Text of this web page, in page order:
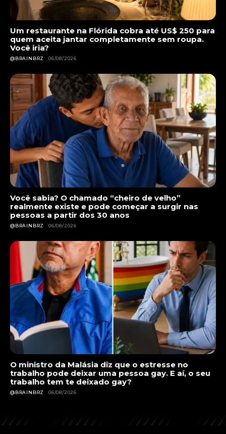
Um restaurante na Flórida cobra até US$ 250 para
quem aceita jantar completamente sem roupa.
Você iria?
@BRAINBRZ 06/08/2026
Você sabia? O chamado “cheiro de velho”
realmente existe e pode começar a surgir nas
pessoas a partir dos 30 anos
@BRAINBRZ 06/08/2026
O ministro da Malásia diz que o estresse no
trabalho pode deixar uma pessoa gay. E aí, o seu
trabalho tem te deixado gay?
@BRAINBRZ 06/08/2026